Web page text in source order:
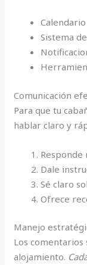
Sistema
Comunicación
Para que tu
hablar claro y
Responde
Dale
Sé claro
Ofrece
Manejo
Los
alojamiento.